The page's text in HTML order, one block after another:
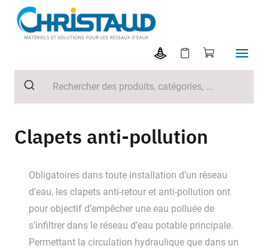
Clapets anti-pollution
Obligatoires dans toute installation d’un réseau
d’eau, les clapets anti-retour et anti-pollution ont
pour objectif d’empêcher une eau polluée de
s’infiltrer dans le réseau d’eau potable principale.
Permettant la circulation hydraulique que dans un